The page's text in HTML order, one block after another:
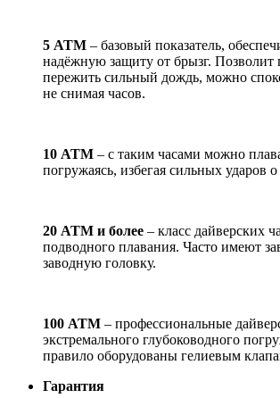
5 АТМ – базовый показатель,
надёжную защиту от брызг. Позволит
пережить сильный дождь, можно
не снимая часов.
10 АТМ – с таким часами можно
погружаясь, избегая сильных ударов о
20 АТМ и более – класс дайверских
подводного плавания. Часто имеют
заводную головку.
100 АТМ – профессиональные
экстремального глубоководного
правило оборудованы гелиевым
Гарантия